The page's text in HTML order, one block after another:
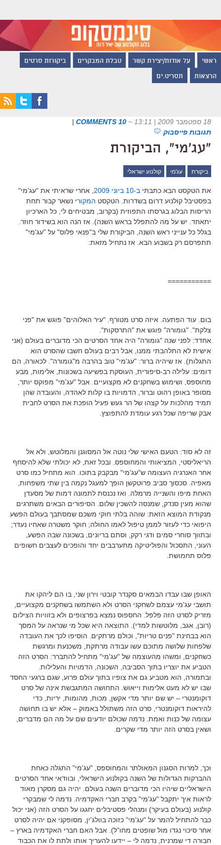
ראשי על אודות/יצירת קשר טבלת המבקרים ביקורות סרטים
הרצאות תסריט.ים
18 ספטמבר 2009 | 13:11 ~
10 COMMENTS
|
תגובות פייסבוק
"עג'מי", הביקורת
ביקורת עג'מי קולנוע ישראלי
את הטקסט הבא כתבתי ב-10 ביוני 2009
, אחרי שראיתי את "עג'מי"
בפסטיבל קולנוע דרום בשדרות. הטקסט המקורי נשאר קבור תחת
הריסות הבלוג בגרסתו התפוזית (בקרוב, מבטיחים לי, כל הארכיון
יתאחד. יש על מה להתפלל בראש השנה). אז הנה הוא בשידור חוזר.
בגלל כל ענייני ראש השנה, הביקורת שלי ב"פנאי פלוס" על "עג'מי"
תתפרסם רק בשבוע הבא. אז נתחיל מזאת:
===========
בום. עוד הפתעה. איזה סרט מטורף. "עיר האלוהים" פוגש את "פני
צלקת". "גומורה" פוגש את "התרסקות".
אחדד: לפני שנה "גומורה" היה אחד הסרטים הכי מדוברים בעולם (אני
אישית לא התלהבתי ממנו, אבל רבים בעולם חשבו שהסרט הוא
התגלות). אז שיהיה ברור: "עג'מי" טוב בהרבה מ"גומורה". לכאורה, הם
דומים: עלילה רב-סיפורית, העוסקת בפשיעה בשכונות, אלימות, מבע
מחוספס, ושימוש בשחקנים לא מקצועיים. אבל "עג'מי" מפוקס יותר,
מסופר באופן רהוט וברור, הדמויות בו קלות לאהדה, והעובדה שהן
תמיד מהלכות על קצהו של הר געש פעיל הופכת את הסרט לחבית
אבק שריפה שכל רגע עומדת להתפוצץ.
זה לא סוד: הטעם האישי שלי נוטה אל המסוגנן והמלוטש, ולא אל
הריאליסטי, המציאותי והמחוספס. ובכל זאת, לא יכולתי שלא להיסחף
אחר האנרגיה העצומה ש"עג'מי" מבקבק בתוכו. הוא מתחיל כמו סרט
מאפיה. סכסוך סביב פרוטקשן הופך למעגל נקמה בין שתי משפחות,
האחת מיפו והשנייה מרמלה. ואז נכנסת לתמונה דמות של מסעדן
שהוא מעין סנדק, שמנסה להשכין שלום. הסיפורים הבאים משתרגים
מנקודת המוצא הזאת: שוהה בלתי חוקי משכם שמסתבך בעולם הפשע
היפואי כדי לעזור לממן טיפול לאמו החולה; חוקר משטרה שאחיו נעדר;
ובתווך סוחרי סמים ודגי רקק, וסתם בריונים, בשכונה שבה הפשע,
העוני, התסכול והפוליטיקה מתערבבים יחד והופכים לעצבים חשופים
פלוס תחמושת.
האופן שבו עבדו הבמאים סקנדר קובטי וירון שני, בו הם ליהקו את
תושבי עג'מי עצמם לשחקני הסרט ולא השתמשו בשחקנים מקצועיים,
מזריק לסרט הזה פלפל. החספוס נמצא בפרצופים ולא בזוויות הצילום
(רובן, אגב, מלוטשות למדי). התוצאה היא שכל מי שנראה על המסך
הוא בבחינת "פנים טריות", וכולם מרתקים. הוסיפו לכך את העובדה
שלפחות שלושה מתוכם עשו עבודה מרתקת, משכנעת ומרגשת
כשחקנים, ומשהו מהעוצמה של "עג'מי" מתחיל להתברר: הסרט הזה
הטביע את יוצריו בתוך הסביבה, השכונה, הדמויות והעלילות.
ובתמורה, הוא מטביע גם את צופיו בתוך עולם פרוע, שגם ברגעי החסד
שבו יש לא מעט אלימות וייאוש. התחושה המתגבשת אינה של סרט
דוקומנטרי – יש שם יותר מדי אקשן, מכות, מהומות, יריות, כדי
להיראות דוקומנטרי, סרט הזה משתולל באמוק – אלא יש בו תחושה
עצומה של כנות ואמת. נדמה שכולם יודעים שם על מה הם מדברים,
ושאין בסרט הזה יותר מדי שקרים.
וכך, למרות הסגנון המאולתר והמחוספס, "עג'מי" התגלה כאחת
ההברקות הגדולות של השנה בקולנוע הישראלי, ובוודאי אחד הסרטים
הישראליים שיהיו הכי מדוברים השנה בעולם. יהיה גם מסקרן מאוד
לראות איך יתקבל "עג'מי" בקרב חברי האקדמיה. נדמה לי שמבקרי
קולנוע (בעולם בעיקר) ומנהלי פסטיבלים יחגגו על הסרט הזה (אני יכול
כבר להתחיל להמר על "עג'מי" כזוכה בוולג'ין, מסופקני אם יהיה לסרט
אחר סיכוי נגדו מול שופטים מחו"ל). אבל האם חברי האקדמיה בארץ –
חבורה די שמרנית, נדמה לי – יידעו להעריך אותו ולתת לו את הכבוד